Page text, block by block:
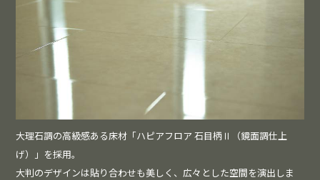
大理石調の高級感ある床材「ハピアフロア 石目柄Ⅱ（鏡面調仕上
げ）」を採用。
大判のデザインは貼り合わせも美しく、広々とした空間を演出しま